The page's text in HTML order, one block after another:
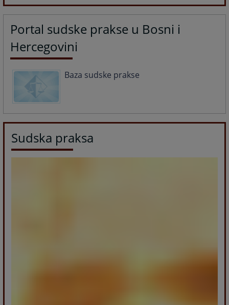
Portal sudske prakse u Bosni i
Hercegovini
Baza sudske prakse
Sudska praksa